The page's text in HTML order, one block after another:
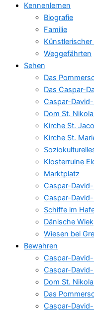
Kennenlernen
Biografie
Familie
Künstlerischer
Weggefährten
Sehen
Das
Das Caspar-
Caspar-
Dom St.
Kirche St.
Kirche St.
Klosterruine
Marktplatz
Caspar-
Caspar-
Schiffe im
Dänische Wiek
Wiesen bei
Bewahren
Caspar-
Caspar-
Dom St.
Das
Caspar-